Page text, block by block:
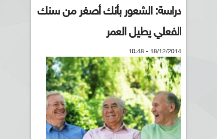
دراسة: الشعور بأنك أصغر من سنك
الفعلي يطيل العمر
18/12/2014 - 10:48